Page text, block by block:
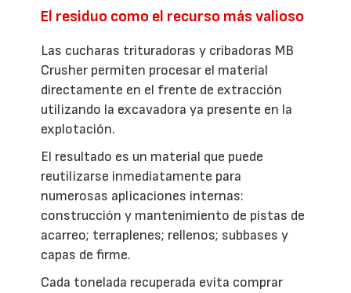
El residuo como el recurso más valioso
Las cucharas trituradoras y cribadoras MB
Crusher permiten procesar el material
directamente en el frente de extracción
utilizando la excavadora ya presente en la
explotación.
El resultado es un material que puede
reutilizarse inmediatamente para
numerosas aplicaciones internas:
construcción y mantenimiento de pistas de
acarreo; terraplenes; rellenos; subbases y
capas de firme.
Cada tonelada recuperada evita comprar